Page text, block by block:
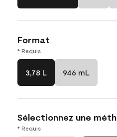
Format
* Requis
3,78 L 946 mL
Sélectionnez une
* Requis